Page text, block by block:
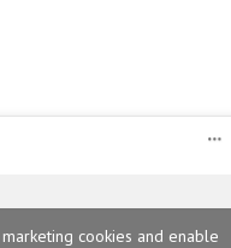
cookies and enable